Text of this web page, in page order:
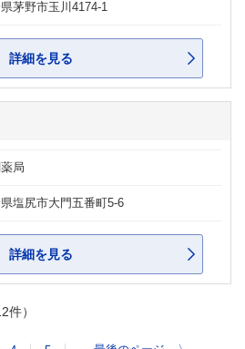
茅野市玉川4174-1
詳細を見る
局
塩尻市大門五番町5-6
詳細を見る
件）